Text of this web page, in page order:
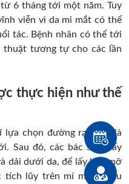
6 tháng tới một năm. Tuy
viễn vì da mi mắt có thể
tác. Bệnh nhân có thể tới
thuật tương tự cho các lần
thực hiện như thế
lựa chọn đường rạch da là
Sau đó, các bác sĩ sẽ lấy
dải dưới da, để lấy bớt mỡ
lũy trên mí mắt nhiều